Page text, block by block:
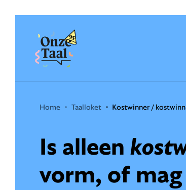
Onze Taal
Home Taalloket Kostwinner /
Is alleen
vorm, of